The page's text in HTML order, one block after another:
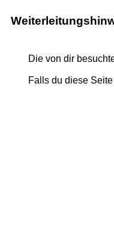
Die von dir
Falls du diese